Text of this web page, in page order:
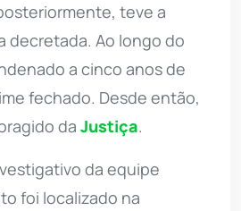
teve a
decretada. Ao longo do
a cinco anos de
fechado. Desde então,
da Justiça.
da equipe
foi localizado na